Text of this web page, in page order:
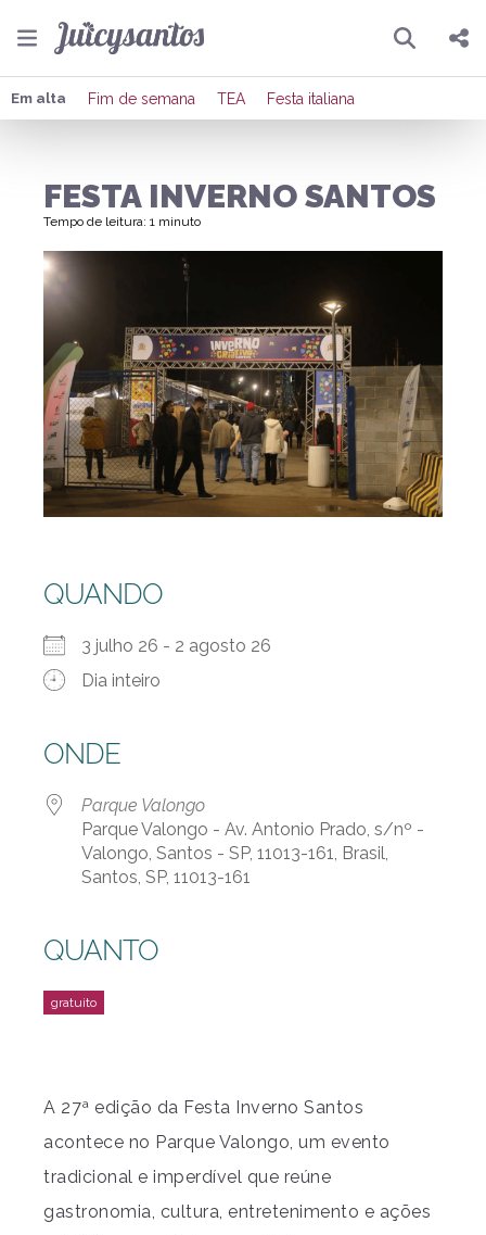
Pesquisar
Compartilhar
Enviar por Whatsapp
Publicar no Facebook
Publicar no X
Em alta Fim de semana TEA Festa italiana
FESTA INVERNO SANTOS
Tempo de leitura: 1 minuto
QUANDO
3 julho 26 - 2 agosto 26
Dia inteiro
ONDE
Parque Valongo
Parque Valongo - Av. Antonio Prado, s/nº -
Valongo, Santos - SP, 11013-161, Brasil,
Santos, SP, 11013-161
QUANTO
A 27ª edição da Festa Inverno Santos
acontece no Parque Valongo, um evento
tradicional e imperdível que reúne
gastronomia, cultura, entretenimento e ações